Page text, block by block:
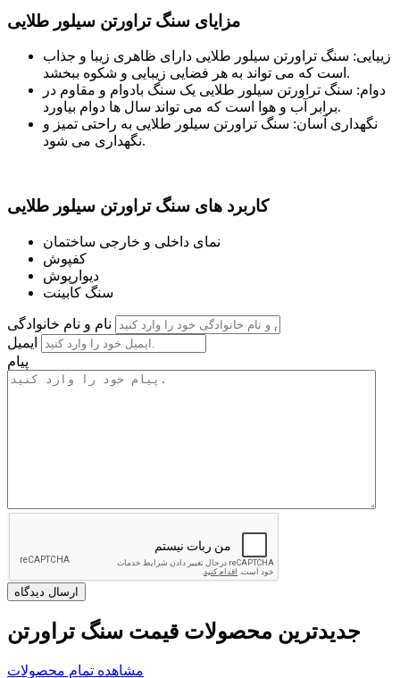
مزایای سنگ تراورتن سیلور طلایی
زییایی: سنگ تراورتن سیلور طلایی دارای ظاهری زیبا و جذاب
است که می تواند به هر فضایی زیبایی و شکوه ببخشد.
دوام: سنگ تراورتن سیلور طلایی یک سنگ بادوام و مقاوم در
برابر آب و هوا است که می تواند سال ها دوام بیاورد.
نگهداری آسان: سنگ تراورتن سیلور طلایی به راحتی تمیز و
نگهداری می شود.
کاربرد های سنگ تراورتن سیلور طلایی
نمای داخلی و خارجی ساختمان
کفپوش
دیوارپوش
سنگ کابینت
نام و نام خانوادگی
ایمیل
پیام
جدیدترین محصولات قیمت سنگ تراورتن
مشاهده تمام محصولات